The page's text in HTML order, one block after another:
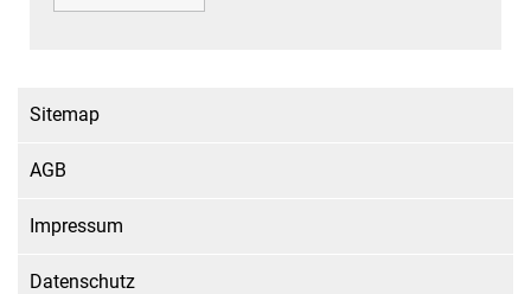
Sitemap
AGB
Impressum
Datenschutz